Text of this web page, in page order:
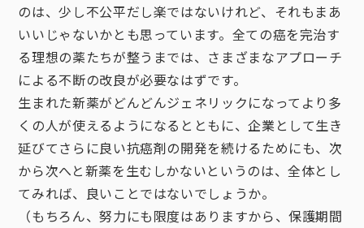
のは、少し不公平だし楽ではないけれど、それもまあ
いいじゃないかとも思っています。全ての癌を完治す
る理想の薬たちが整うまでは、さまざまなアプローチ
による不断の改良が必要なはずです。
生まれた新薬がどんどんジェネリックになってより多
くの人が使えるようになるとともに、企業として生き
延びてさらに良い抗癌剤の開発を続けるためにも、次
から次へと新薬を生むしかないというのは、全体とし
てみれば、良いことではないでしょうか。
（もちろん、努力にも限度はありますから、保護期間